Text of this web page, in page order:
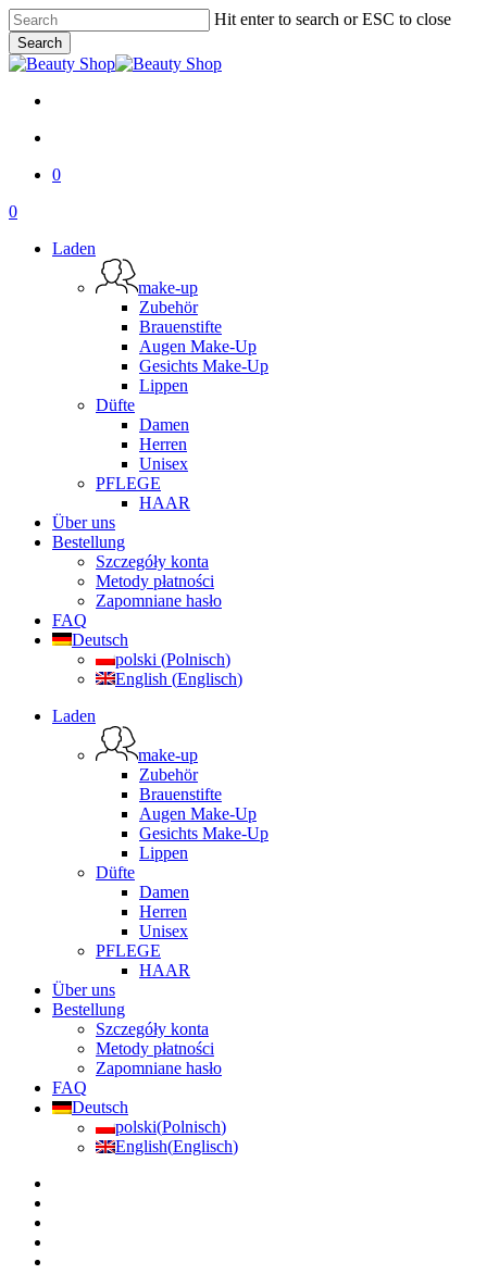
Skip
to
main
content
Hit enter to search or ESC to close
Search
Close
0
Menu
search
0
Laden
make-up
Zubehör
Brauenstifte
Augen Make-Up
Gesichts Make-Up
Lippen
Düfte
Damen
Herren
Unisex
PFLEGE
HAAR
Über uns
Bestellung
Szczegóły konta
Metody płatności
Zapomniane hasło
FAQ
Deutsch
polski (Polnisch)
English (Englisch)
Laden
make-up
Zubehör
Brauenstifte
Augen Make-Up
Gesichts Make-Up
Lippen
Düfte
Damen
Herren
Unisex
PFLEGE
HAAR
Über uns
Bestellung
Szczegóły konta
Metody płatności
Zapomniane hasło
FAQ
Deutsch
polski(Polnisch)
English(Englisch)